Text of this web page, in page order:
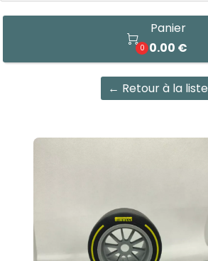

0
Panier
0.00 €
← Retour à la liste